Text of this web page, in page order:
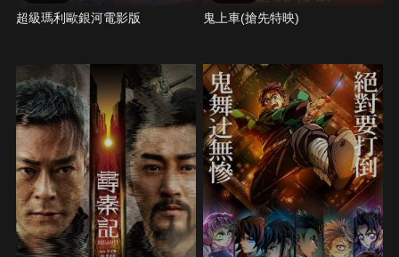
超級瑪利歐銀河電影版
鬼上車(搶先特映)